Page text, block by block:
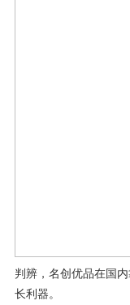
判辨，名创优品在国
长利器。